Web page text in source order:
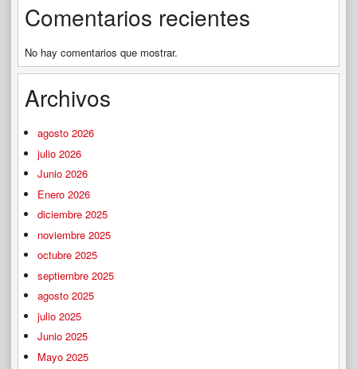
Comentarios recientes
No hay comentarios que mostrar.
Archivos
agosto 2026
julio 2026
Junio 2026
Enero 2026
diciembre 2025
noviembre 2025
octubre 2025
septiembre 2025
agosto 2025
julio 2025
Junio 2025
Mayo 2025